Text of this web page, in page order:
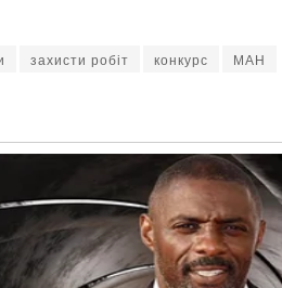
захисти робіт конкурс МАН